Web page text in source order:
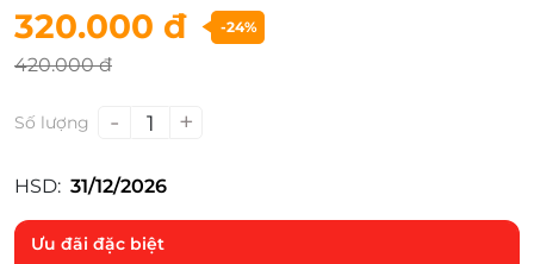
320.000 đ -24%
420.000 đ
Số lượng - 1 +
HSD: 31/12/2026
Ưu đãi đặc biệt